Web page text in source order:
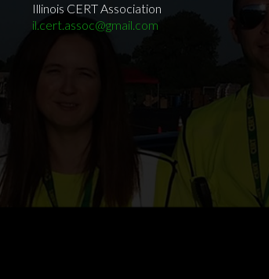
Illinois CERT Association
il.cert.assoc@gmail.com